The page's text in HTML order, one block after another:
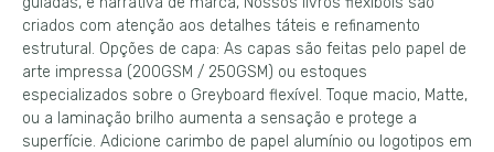
criados com atenção aos detalhes táteis e refinamento
estrutural. Opções de capa: As capas são feitas pelo papel de
arte impressa (200GSM / 250GSM) ou estoques
especializados sobre o Greyboard flexível. Toque macio, Matte,
ou a laminação brilho aumenta a sensação e protege a
superfície. Adicione carimbo de papel alumínio ou logotipos em